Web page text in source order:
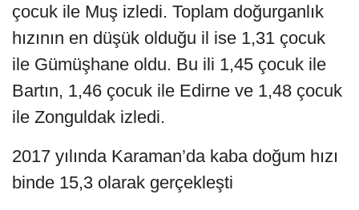
çocuk ile Muş izledi. Toplam doğurganlık
hızının en düşük olduğu il ise 1,31 çocuk
ile Gümüşhane oldu. Bu ili 1,45 çocuk ile
Bartın, 1,46 çocuk ile Edirne ve 1,48 çocuk
ile Zonguldak izledi.
2017 yılında Karaman’da kaba doğum hızı
binde 15,3 olarak gerçekleşti